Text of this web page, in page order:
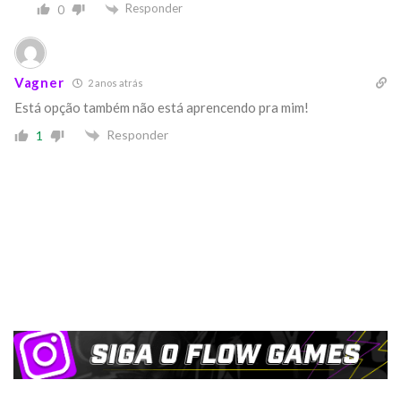
0 Responder
Vagner 2 anos atrás
Está opção também não está aprencendo pra mim!
1 Responder